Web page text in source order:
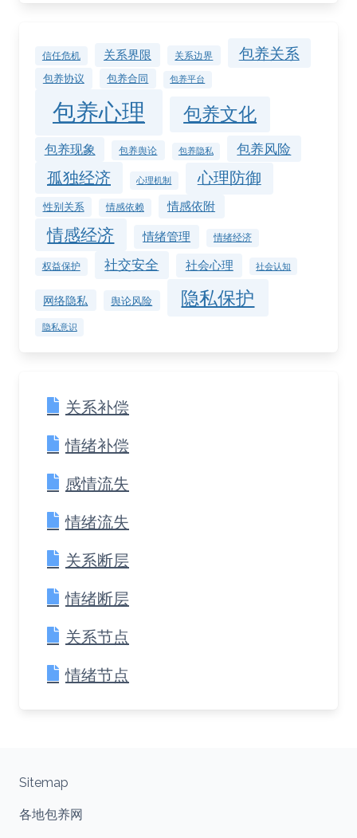
信任危机 关系界限 关系边界 包养关系
包养协议 包养合同 包养平台
包养心理 包养文化
包养现象 包养舆论 包养隐私 包养风险
孤独经济 心理机制 心理防御
性别关系 情感依赖 情感依附
情感经济 情绪管理 情绪经济
权益保护 社交安全 社会心理 社会认知
网络隐私 舆论风险 隐私保护
隐私意识
关系补偿
情绪补偿
感情流失
情绪流失
关系断层
情绪断层
关系节点
情绪节点
Sitemap
各地包养网